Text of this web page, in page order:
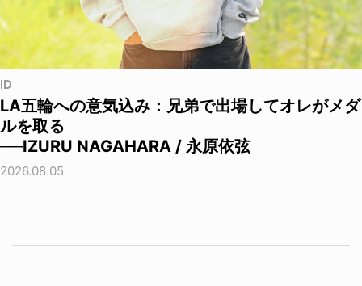
ID
LA五輪への意気込み：兄弟で出場してオレがメダ
ルを取る
──IZURU NAGAHARA / 永原依弦
2026.08.05